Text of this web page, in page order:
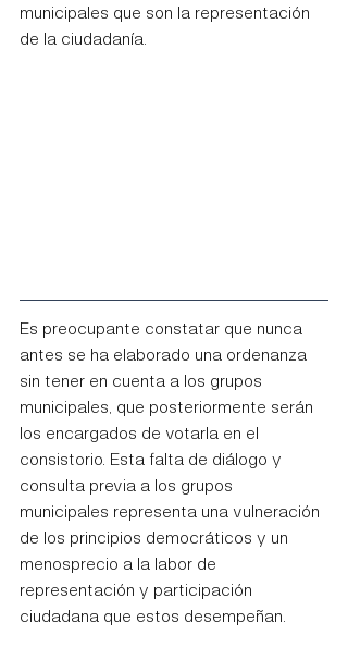
municipales que son la representación
de la ciudadanía.
Es preocupante constatar que nunca
antes se ha elaborado una ordenanza
sin tener en cuenta a los grupos
municipales, que posteriormente serán
los encargados de votarla en el
consistorio. Esta falta de diálogo y
consulta previa a los grupos
municipales representa una vulneración
de los principios democráticos y un
menosprecio a la labor de
representación y participación
ciudadana que estos desempeñan.